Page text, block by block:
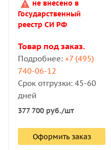
Компания «Восток-7»
технические
прибора и его стоимость
территории России и в
не внесено в
Государственный
реестр СИ РФ
Товар под заказ.
Подробнее: +7 (495)
740-06-12
Срок отгрузки: 45-60
дней
377 700 руб./шт
Оформить заказ